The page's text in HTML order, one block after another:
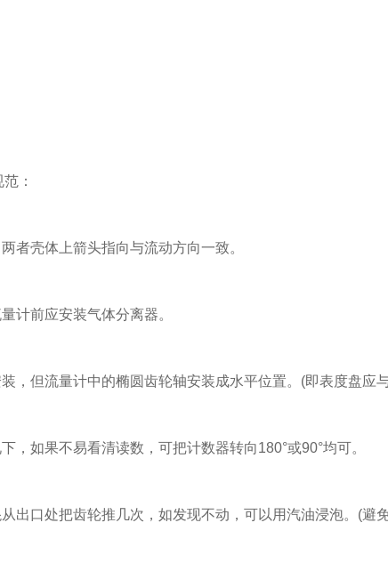
：
壳体上箭头指向与流动方向一致。
前应安装气体分离器。
但流量计中的椭圆齿轮轴安装成水平位置。(即表度盘应与
如果不易看清读数，可把计数器转向180°或90°均可。
口处把齿轮推几次，如发现不动，可以用汽油浸泡。(避